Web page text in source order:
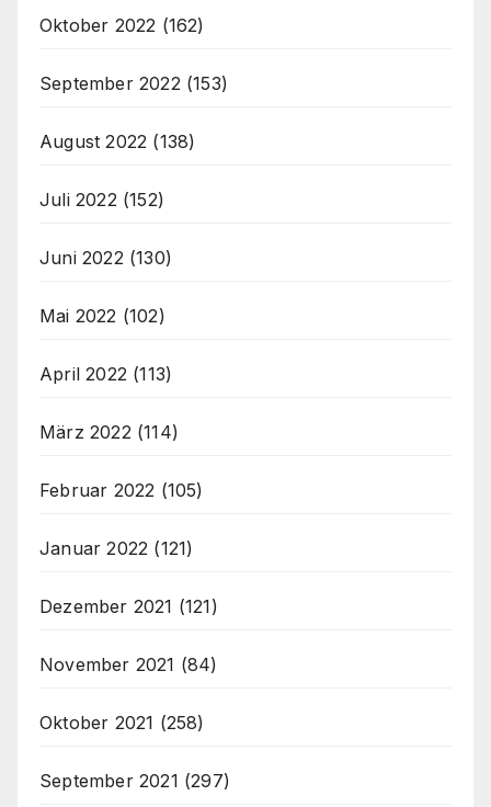
Oktober 2022 (162)
September 2022 (153)
August 2022 (138)
Juli 2022 (152)
Juni 2022 (130)
Mai 2022 (102)
April 2022 (113)
März 2022 (114)
Februar 2022 (105)
Januar 2022 (121)
Dezember 2021 (121)
November 2021 (84)
Oktober 2021 (258)
September 2021 (297)